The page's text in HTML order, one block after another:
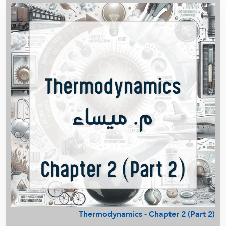
م. زينب - رياضيات - الصف العاشر
Material and Energybalance - م. ميساء
أ. عذاري - English 221
أ. عذاري - Pre English - كلية الهندسة
أ. أسامة شاهين - Math 250 - شرح نوت د/ عبد الله العازمي
أ. أسامة شاهين - تحليل عقدي Math (330)
م. ميساء - Physical Chemistry 214
م . محمد يونس - IMSE451 - Reliability &
Maintainability
م . محمد يونس - IMSE457 - Quality Control
م . محمد يونس - Operations Research IMSE 361
Nuclear Medicine 3 Package (2026) - Midterm
Nuclear Medicine 4 Package (2026) - Midterm
Nuclear Medicine 3 Package (2026) - Final
Nuclear Medicine 4 Package (2026) - Final
أ. سالم الشمري - Physiology
م. ميساء - Transport Phenomina 1
Thermodynamics - Chapter 2 (Part 2)